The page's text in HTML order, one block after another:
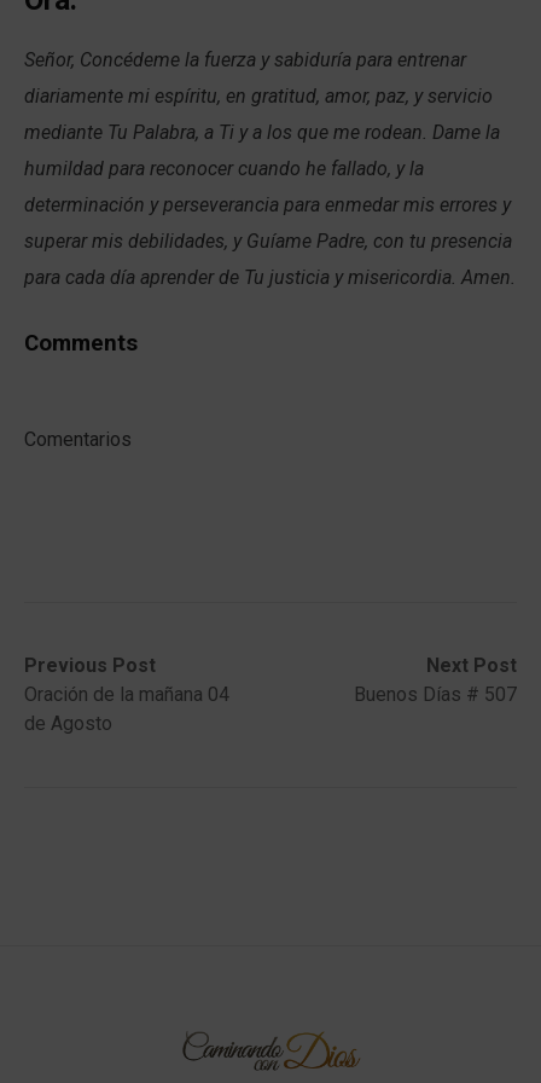
Señor, Concédeme la fuerza y sabiduría para entrenar
diariamente mi espíritu, en gratitud, amor, paz, y servicio
mediante Tu Palabra, a Ti y a los que me rodean. Dame la
humildad para reconocer cuando he fallado, y la
determinación y perseverancia para enmedar mis errores y
superar mis debilidades, y Guíame Padre, con tu presencia
para cada día aprender de Tu justicia y misericordia. Amen.
Comments
Comentarios
Post
navigation
Previous Post
Previous
post:Oración de la mañana 04
de Agosto
Next Post
Next
post:
Buenos Días # 507